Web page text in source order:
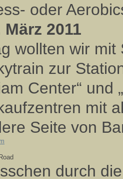
oder
2011
wollten wir
zur
Center“ und
mit
Seite von
durch